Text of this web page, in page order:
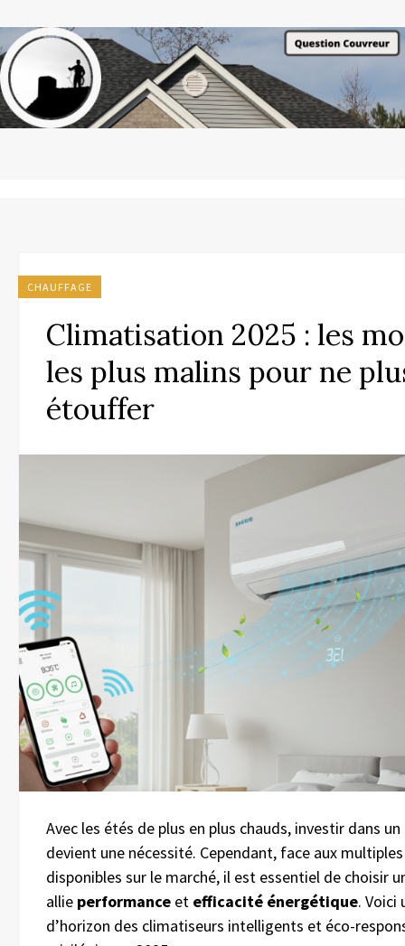
CHAUFFAGE
Climatisation 2025 : les
les plus malins pour ne
étouffer
Avec les étés de plus en plus chauds, investir dans un
devient une nécessité. Cependant, face aux
disponibles sur le marché, il est essentiel de choisir
allie performance et efficacité énergétique. Voici
d’horizon des climatiseurs intelligents et éco-